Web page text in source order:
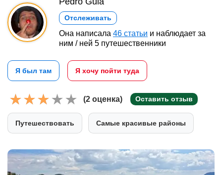
Отслеживать
Она написала 46 статьи и наблюдает за
ним / ней 5 путешественники
Я был там Я хочу пойти туда
(2 оценка) Оставить отзыв
Путешествовать Самые красивые районы